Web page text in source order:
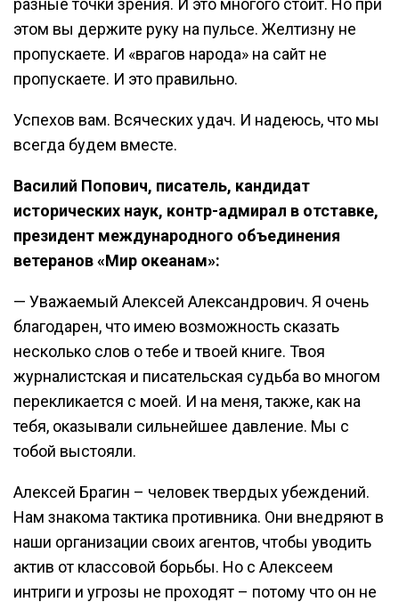
разные точки зрения. И это многого стоит. Но при
этом вы держите руку на пульсе. Желтизну не
пропускаете. И «врагов народа» на сайт не
пропускаете. И это правильно.
Успехов вам. Всяческих удач. И надеюсь, что мы
всегда будем вместе.
Василий Попович, писатель, кандидат
исторических наук, контр-адмирал в отставке,
президент международного объединения
ветеранов «Мир океанам»:
— Уважаемый Алексей Александрович. Я очень
благодарен, что имею возможность сказать
несколько слов о тебе и твоей книге. Твоя
журналистская и писательская судьба во многом
перекликается с моей. И на меня, также, как на
тебя, оказывали сильнейшее давление. Мы с
тобой выстояли.
Алексей Брагин – человек твердых убеждений.
Нам знакома тактика противника. Они внедряют в
наши организации своих агентов, чтобы уводить
актив от классовой борьбы. Но с Алексеем
интриги и угрозы не проходят – потому что он не